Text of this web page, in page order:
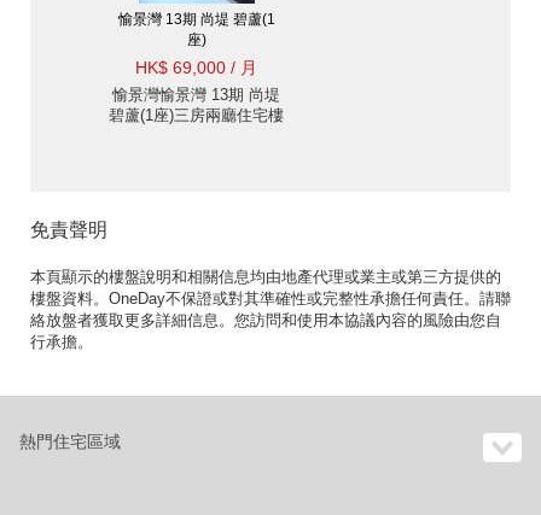
愉景灣 13期 尚堤 碧蘆(1
座)
HK$ 69,000 / 月
愉景灣愉景灣 13期 尚堤
碧蘆(1座)三房兩廳住宅樓
免責聲明
本頁顯示的樓盤說明和相關信息均由地產代理或業主或第三方提供的
樓盤資料。OneDay不保證或對其準確性或完整性承擔任何責任。請聯
絡放盤者獲取更多詳細信息。您訪問和使用本協議內容的風險由您自
行承擔。
熱門住宅區域